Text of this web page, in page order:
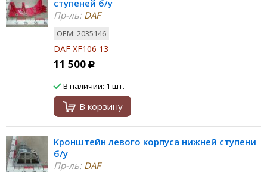
ступеней б/у
Пр-ль:DAF
ОЕМ: 2035146
DAF XF106 13-
11 500 Р
В наличии: 1 шт.
В корзину
Кронштейн левого корпуса нижней ступени
б/у
Пр-ль:DAF